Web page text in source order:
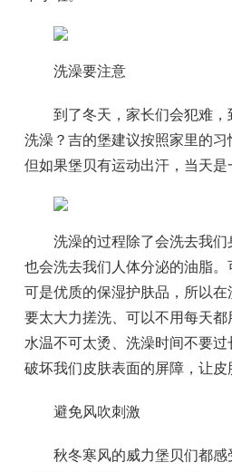
洗澡要注意
到了冬天，家长们会犯难
洗澡？吉的堡建议按照家里的习
但如果堡贝有运动出汗，当天是
洗澡的过程除了会洗去我们
也会洗去我们人体分泌的油脂
可是优质的保湿护肤品，所以
要太大力搓洗、可以不用每天
水温不可太烫、洗澡时间不要
破坏我们皮肤表面的屏障，让皮
避免风吹刺激
秋冬寒风的威力堡贝们都感